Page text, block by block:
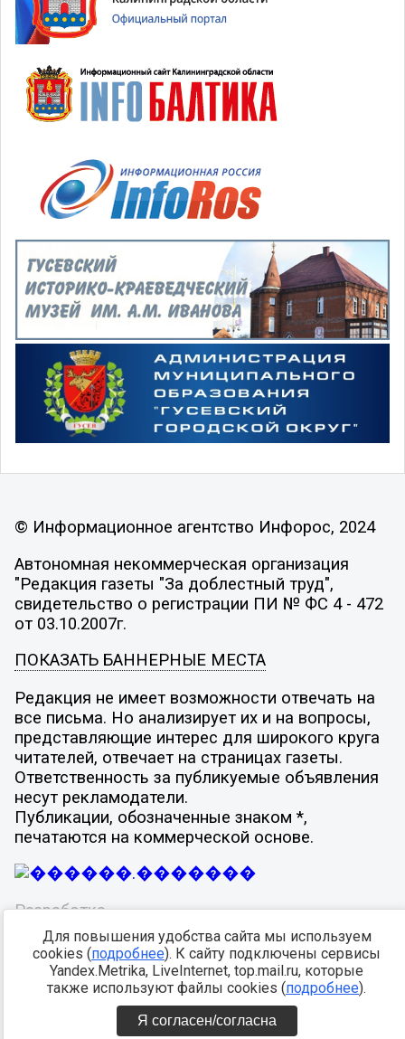
© Информационное агентство Инфорос, 2024
Автономная некоммерческая организация
"Редакция газеты "За доблестный труд",
свидетельство о регистрации ПИ № ФС 4 - 472
от 03.10.2007г.
ПОКАЗАТЬ БАННЕРНЫЕ МЕСТА
Редакция не имеет возможности отвечать на
все письма. Но анализирует их и на вопросы,
представляющие интерес для широкого круга
читателей, отвечает на страницах газеты.
Ответственность за публикуемые объявления
несут рекламодатели.
Публикации, обозначенные знаком *,
печатаются на коммерческой основе.
Разработка -
Для повышения удобства сайта мы используем
cookies (подробнее). К сайту подключены сервисы
Yandex.Metrika, LiveInternet, top.mail.ru, которые
также используют файлы cookies (подробнее).
Я согласен/согласна